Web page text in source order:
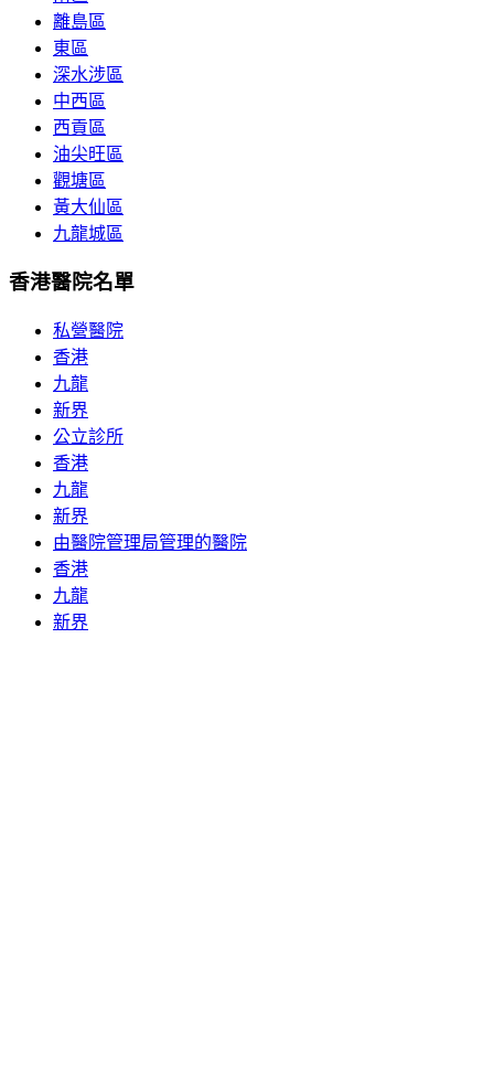
離島區
東區
深水涉區
中西區
西貢區
油尖旺區
觀塘區
黃大仙區
九龍城區
香港醫院名單
私營醫院
香港
九龍
新界
公立診所
香港
九龍
新界
由醫院管理局管理的醫院
香港
九龍
新界